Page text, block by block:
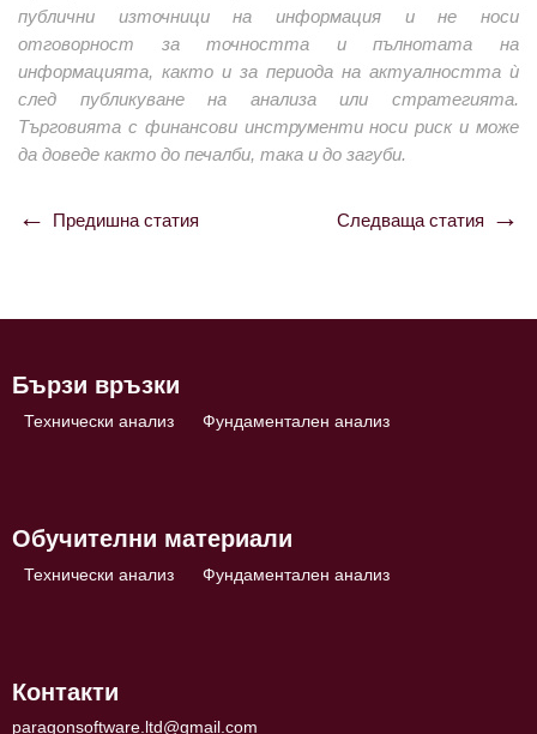
публични източници на информация и не носи
отговорност за точността и пълнотата на
информацията, както и за периода на актуалността ѝ
след публикуване на анализа или стратегията.
Търговията с финансови инструменти носи риск и може
да доведе както до печалби, така и до загуби.
Навигация
Предишна статия Следваща статия
Бързи връзки
Технически анализ Фундаментален анализ
Обучителни материали
Технически анализ Фундаментален анализ
Контакти
paragonsoftware.ltd@gmail.com